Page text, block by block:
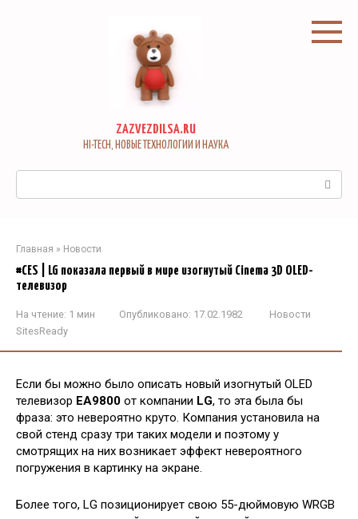
ZAZVEZDILSA.RU
HI-TECH, НОВЫЕ ТЕХНОЛОГИИ И НАУКА
Главная » Новости
#CES | LG показала первый в мире изогнутый Cinema 3D OLED-
телевизор
На чтение: 1 мин Опубликовано: 17.02.1982
Новости
SitesReady
Если бы можно было описать новый изогнутый OLED
телевизор EA9800 от компании LG, то эта была бы
фраза: это невероятно круто. Компания установила на
свой стенд сразу три таких модели и поэтому у
смотрящих на них возникает эффект невероятного
погружения в картинку на экране.
Более того, LG позиционирует свою 55-дюймовую WRGB